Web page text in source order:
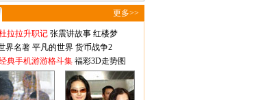
更多>>
拉拉升职记 张震讲故事 红楼梦
界名著 平凡的世界 货币战争2
典手机游游格斗集 福彩3D走势图